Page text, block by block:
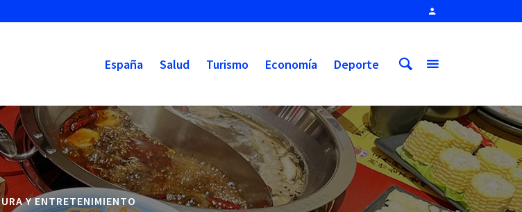
España Salud Turismo Economía Deporte
Y ENTRETENIMIENTO